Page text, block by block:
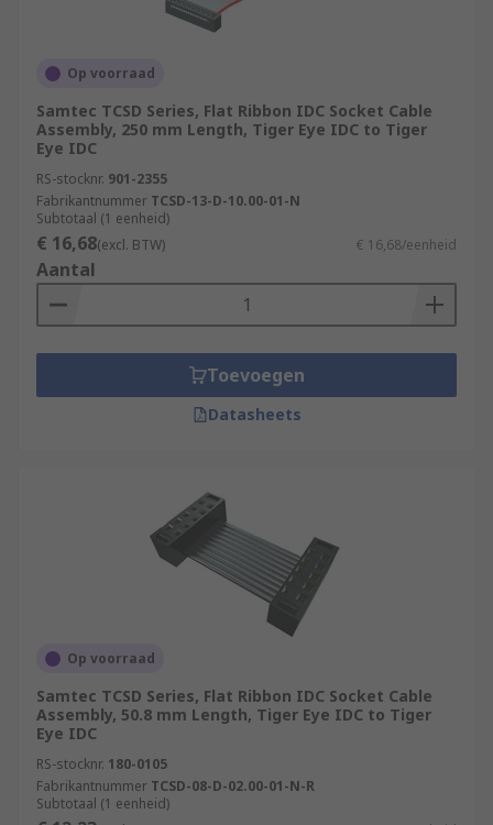
Op voorraad
Samtec TCSD Series, Flat Ribbon IDC Socket Cable
Assembly, 250 mm Length, Tiger Eye IDC to Tiger
Eye IDC
RS-stocknr. 901-2355
Fabrikantnummer TCSD-13-D-10.00-01-N
Subtotaal (1 eenheid)
€ 16,68(excl. BTW) € 16,68/eenheid
Aantal
Toevoegen
Datasheets
Op voorraad
Samtec TCSD Series, Flat Ribbon IDC Socket Cable
Assembly, 50.8 mm Length, Tiger Eye IDC to Tiger
Eye IDC
RS-stocknr. 180-0105
Fabrikantnummer TCSD-08-D-02.00-01-N-R
Subtotaal (1 eenheid)